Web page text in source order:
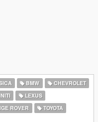
BMW
CHEVROLET
LEXUS
ROVER
TOYOTA